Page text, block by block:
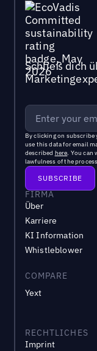
Schließ dich
By clicking on
use this data for email
described here. You can
lawfulness of the
FIRMA
Über
Karriere
KI Information
Whistleblower
COMPARE
Yext
RECHTLICHES
Imprint